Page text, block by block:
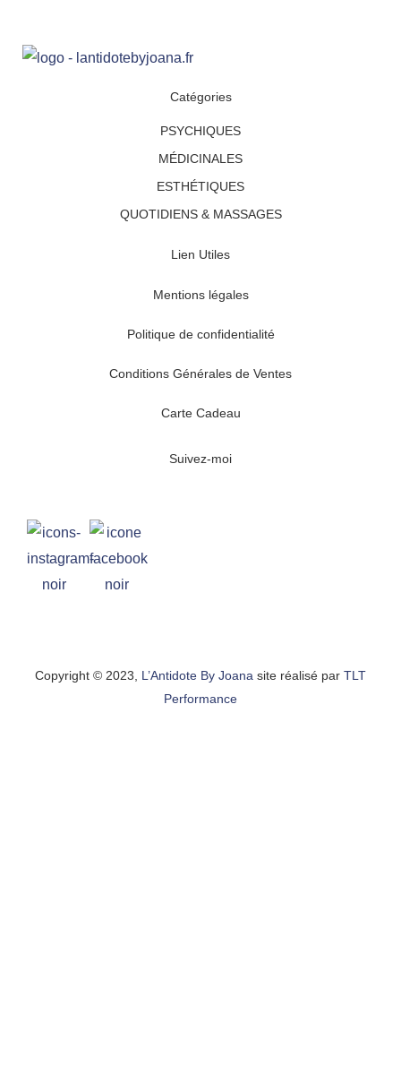
Catégories
PSYCHIQUES
MÉDICINALES
ESTHÉTIQUES
QUOTIDIENS & MASSAGES
Lien Utiles
Mentions légales
Politique de confidentialité
Conditions Générales de Ventes
Carte Cadeau
Suivez-moi
Copyright © 2023, L’Antidote By Joana site réalisé par TLT
Performance